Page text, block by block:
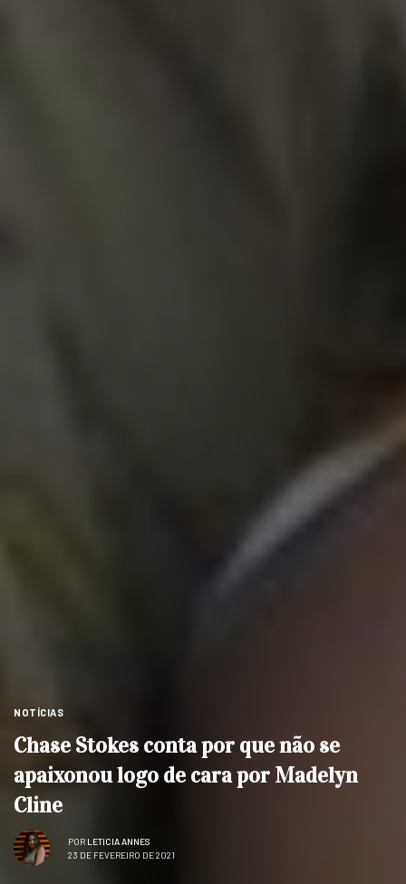
NOTÍCIAS
Chase Stokes conta por que não se
apaixonou logo de cara por Madelyn
Cline
POR LETICIA ANNES
23 DE FEVEREIRO DE 2021